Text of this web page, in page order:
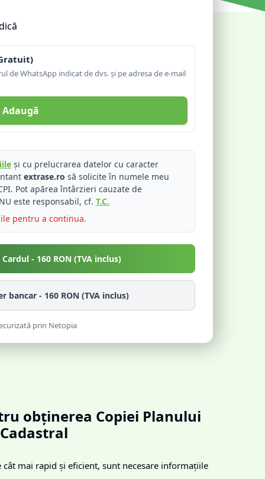
de WhatsApp indicat de dvs. și pe adresa de e-mail
Adaugă
și cu prelucrarea datelor cu caracter
extrase.ro să solicite în numele meu
Pot apărea întârzieri cauzate de
este responsabil, cf. T.C.
pentru a continua.
- 160 RON (TVA inclus)
bancar - 160 RON (TVA inclus)
prin Netopia
obținerea Copiei Planului
Cadastral
cât mai rapid și eficient, sunt necesare informațiile